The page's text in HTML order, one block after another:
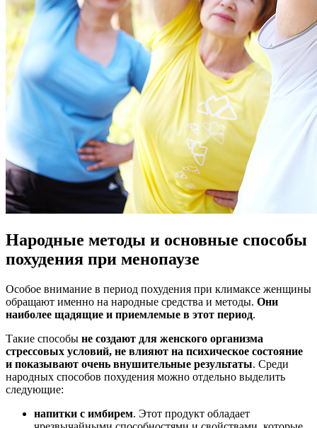
Народные методы и основные способы
похудения при менопаузе
Особое внимание в период похудения при климаксе женщины
обращают именно на народные средства и методы. Они
наиболее щадящие и приемлемые в этот период.
Такие способы не создают для женского организма
стрессовых условий, не влияют на психическое состояние
и показывают очень внушительные результаты. Среди
народных способов похудения можно отдельно выделить
следующие:
напитки с имбирем. Этот продукт обладает